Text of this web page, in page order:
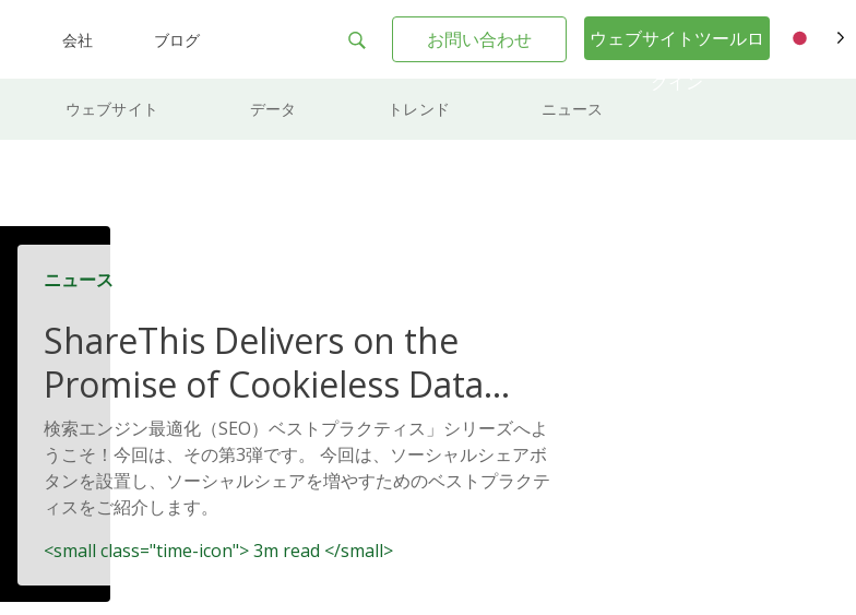
会社 ブログ お問い合わせ
ウェブサイトツールロ
ウェブサイト データ トレンド ニュース
ニュース
ShareThis Delivers on the
Promise of Cookieless Data
Solutions
検索エンジン最適化（SEO）ベストプラクティス」シリーズへよ
うこそ！今回は、その第3弾です。 今回は、ソーシャルシェアボ
タンを設置し、ソーシャルシェアを増やすためのベストプラクテ
ィスをご紹介します。
<small class="time-icon"> 3m read </small>